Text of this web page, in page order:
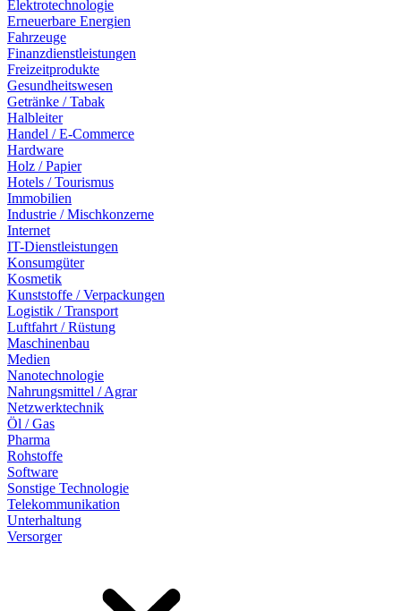
Elektrotechnologie
Erneuerbare Energien
Fahrzeuge
Finanzdienstleistungen
Freizeitprodukte
Gesundheitswesen
Getränke / Tabak
Halbleiter
Handel / E-Commerce
Hardware
Holz / Papier
Hotels / Tourismus
Immobilien
Industrie / Mischkonzerne
Internet
IT-Dienstleistungen
Konsumgüter
Kosmetik
Kunststoffe / Verpackungen
Logistik / Transport
Luftfahrt / Rüstung
Maschinenbau
Medien
Nanotechnologie
Nahrungsmittel / Agrar
Netzwerktechnik
Öl / Gas
Pharma
Rohstoffe
Software
Sonstige Technologie
Telekommunikation
Unterhaltung
Versorger